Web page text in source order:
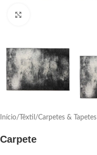
Início/ Têxtil /Carpetes & Tapetes
Carpete